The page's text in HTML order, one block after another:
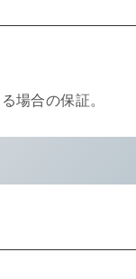
場合の保証。